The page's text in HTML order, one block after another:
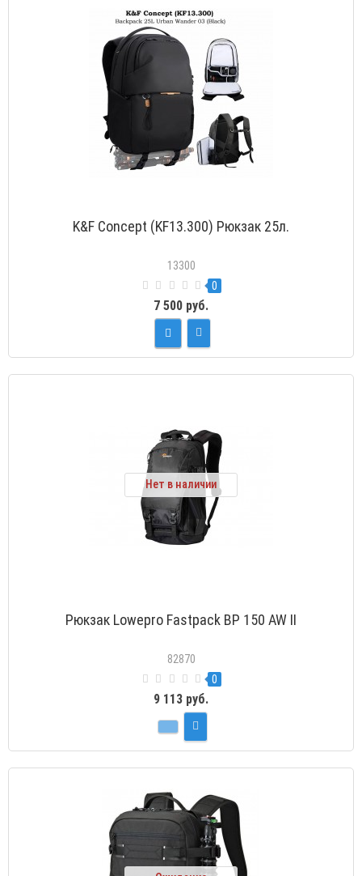
K&F Concept (KF13.300) Рюкзак 25л.
13300
0
7 500 руб.
Нет в наличии
Рюкзак Lowepro Fastpack BP 150 AW II
82870
0
9 113 руб.